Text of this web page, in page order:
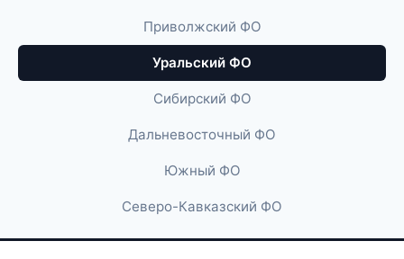
Приволжский ФО
Уральский ФО
Сибирский ФО
Дальневосточный ФО
Южный ФО
Северо-Кавказский ФО